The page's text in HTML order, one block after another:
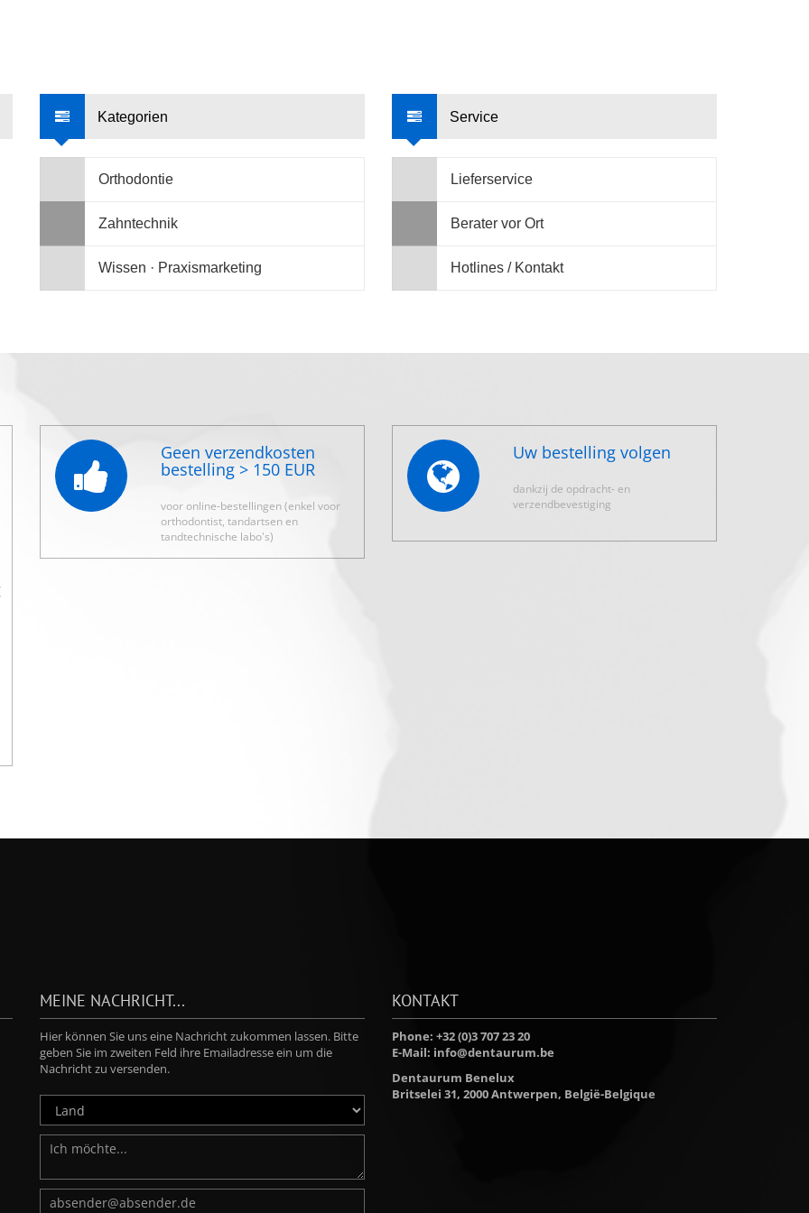
Kategorien
Orthodontie
Zahntechnik
Wissen · Praxismarketing
Service
Lieferservice
Berater vor Ort
Hotlines / Kontakt
Geen verzendkosten
bestelling > 150 EUR
voor online-bestellingen (enkel voor
orthodontist, tandartsen en
tandtechnische labo's)
Uw bestelling volgen
dankzij de opdracht- en
verzendbevestiging
MEINE NACHRICHT...
Hier können Sie uns eine Nachricht zukommen lassen. Bitte
geben Sie im zweiten Feld ihre Emailadresse ein um die
Nachricht zu versenden.
KONTAKT
Phone: +32 (0)3 707 23 20
E-Mail: info@dentaurum.be
Dentaurum Benelux
Britselei 31, 2000 Antwerpen, België-Belgique